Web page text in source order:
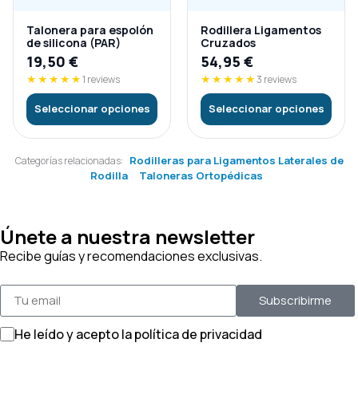
Talonera para espolón
de silicona (PAR)
19,50 €
★★★★★1 reviews
Seleccionar opciones
Rodillera Ligamentos
Cruzados
54,95 €
★★★★★3 reviews
Seleccionar opciones
Categorías relacionadas: Rodilleras para Ligamentos Laterales de
Rodilla
Taloneras Ortopédicas
Únete a nuestra newsletter
Recibe guías y recomendaciones exclusivas.
He leído y acepto la política de privacidad
Subscribirme